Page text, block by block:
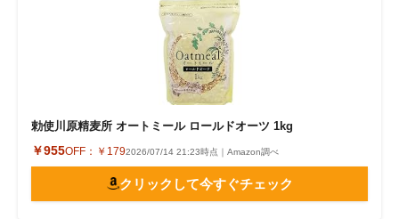
勅使川原精麦所 オートミール ロールドオーツ 1kg
￥955OFF： ￥1792026/07/14 21:23時点｜Amazon調べ
クリックして今すぐチェック